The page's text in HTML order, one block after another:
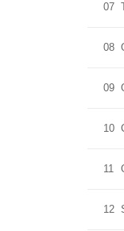
07
08
09
10
11
12